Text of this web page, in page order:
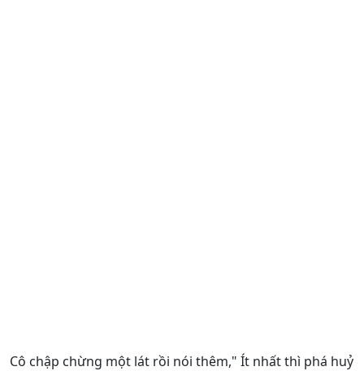
Cô chập chừng một lát rồi nói thêm," Ít nhất thì phá huỷ